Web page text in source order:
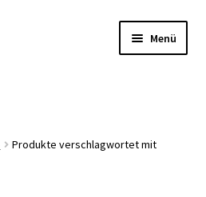
Menü
Produkte verschlagwortet mit